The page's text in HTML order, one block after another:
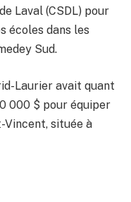
Laval (CSDL) pour
écoles dans les
Sud.
Laurier avait quant
000 $ pour équiper
Vincent, située à